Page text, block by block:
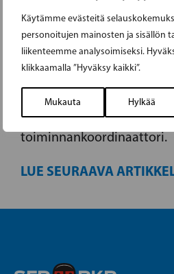
Käytämme evästeitä
personoitujen mainosten ja sisällön
liikenteemme analysoimiseksi.
klikkaamalla ”Hyväksy kaikki”.
Mukauta Hylkää
HANNA BACKMAN NY
Hanna Backman (s. 1978)
Kemiönsaaren ja Paraisten
toiminnankoordinaattori.
LUE SEURAAVA